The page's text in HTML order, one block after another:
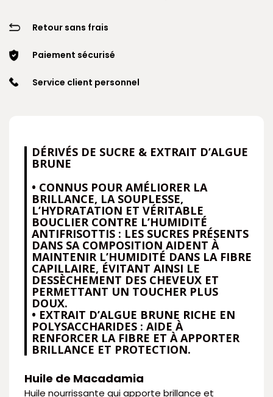
Retour sans frais
Paiement sécurisé
Service client personnel
DÉRIVÉS DE SUCRE & EXTRAIT D’ALGUE
BRUNE
• CONNUS POUR AMÉLIORER LA
BRILLANCE, LA SOUPLESSE,
L’HYDRATATION ET VÉRITABLE
BOUCLIER CONTRE L’HUMIDITÉ
ANTIFRISOTTIS : LES SUCRES PRÉSENTS
DANS SA COMPOSITION AIDENT À
MAINTENIR L’HUMIDITÉ DANS LA FIBRE
CAPILLAIRE, ÉVITANT AINSI LE
DESSÈCHEMENT DES CHEVEUX ET
PERMETTANT UN TOUCHER PLUS
DOUX.
• EXTRAIT D’ALGUE BRUNE RICHE EN
POLYSACCHARIDES : AIDE À
RENFORCER LA FIBRE ET À APPORTER
BRILLANCE ET PROTECTION.
Huile de Macadamia
Huile nourrissante qui apporte brillance et